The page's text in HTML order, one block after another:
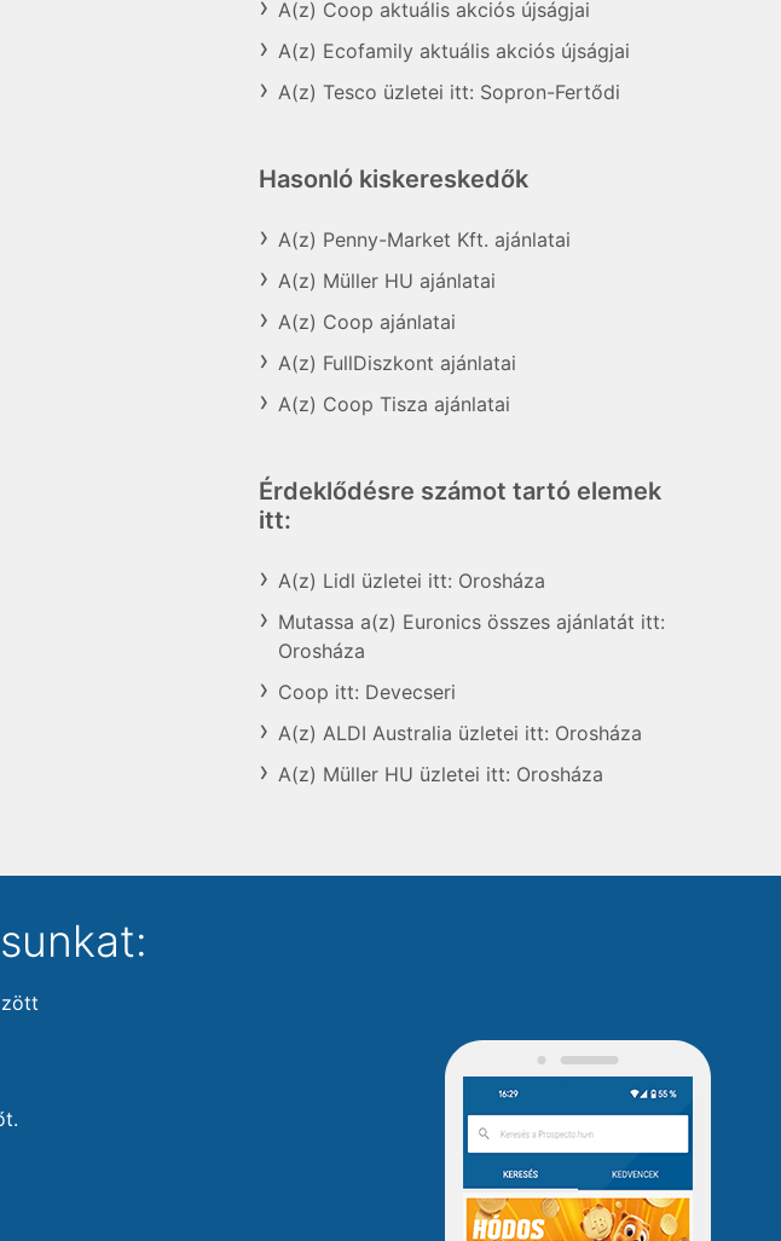
A(z) Coop aktuális akciós újságjai
A(z) Ecofamily aktuális akciós újságjai
A(z) Tesco üzletei itt: Sopron-Fertődi
Hasonló kiskereskedők
A(z) Penny-Market Kft. ajánlatai
A(z) Müller HU ajánlatai
A(z) Coop ajánlatai
A(z) FullDiszkont ajánlatai
A(z) Coop Tisza ajánlatai
Érdeklődésre számot tartó elemek
itt:
A(z) Lidl üzletei itt: Orosháza
Mutassa a(z) Euronics összes ajánlatát itt:
Orosháza
Coop itt: Devecseri
A(z) ALDI Australia üzletei itt: Orosháza
A(z) Müller HU üzletei itt: Orosháza